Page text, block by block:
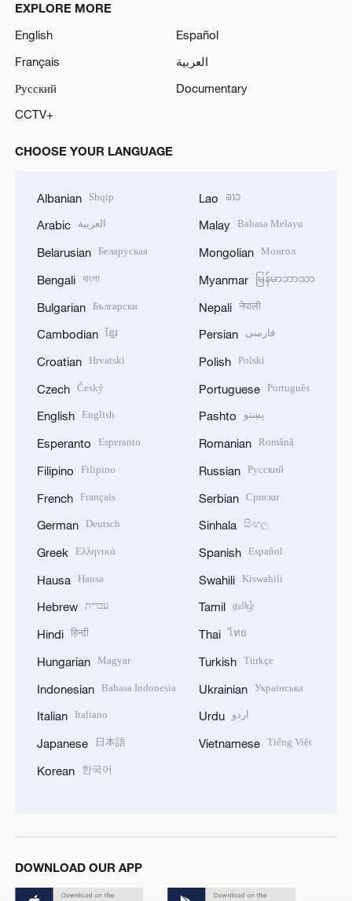
EXPLORE MORE
English
Español
Français
العربية
Русский
Documentary
CCTV+
CHOOSE YOUR LANGUAGE
Albanian Shqip
Arabic العربية
Belarusian Беларуская
Bengali বাংলা
Bulgarian Български
Cambodian ខ្មែរ
Croatian Hrvatski
Czech Český
English English
Esperanto Esperanto
Filipino Filipino
French Français
German Deutsch
Greek Ελληνικά
Hausa Hausa
Hebrew עברית
Hindi हिन्दी
Hungarian Magyar
Indonesian Bahasa Indonesia
Italian Italiano
Japanese 日本語
Korean 한국어
Lao ລາວ
Malay Bahasa Melayu
Mongolian Монгол
Myanmar မြန်မာဘာသာ
Nepali नेपाली
Persian فارسی
Polish Polski
Portuguese Português
Pashto پښتو
Romanian Română
Russian Русский
Serbian Српски
Sinhala සිංහල
Spanish Español
Swahili Kiswahili
Tamil தமிழ்
Thai ไทย
Turkish Türkçe
Ukrainian Українська
Urdu اردو
Vietnamese Tiếng Việt
DOWNLOAD OUR APP